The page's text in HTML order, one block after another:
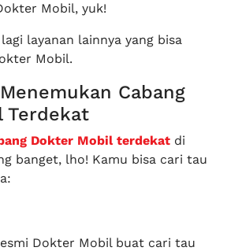
Mobil, yuk!
layanan lainnya yang bisa
Mobil.
Cabang
Terdekat
Dokter Mobil terdekat di
banget, lho! Kamu bisa cari tau
Dokter Mobil buat cari tau